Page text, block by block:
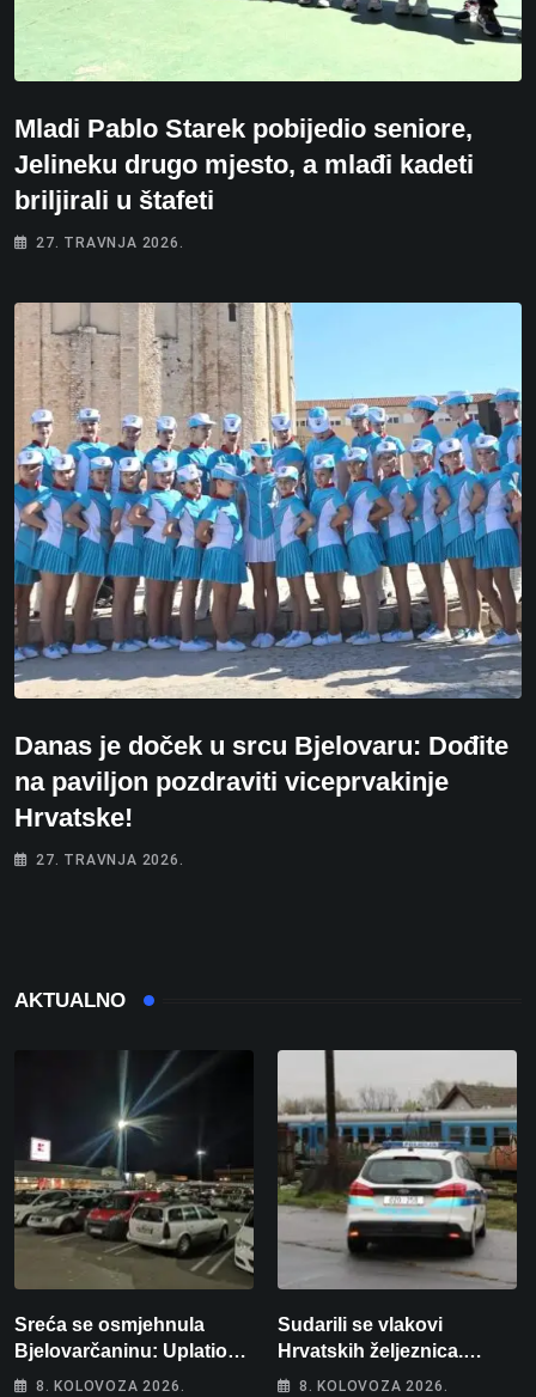
Mladi Pablo Starek pobijedio seniore,
Jelineku drugo mjesto, a mlađi kadeti
briljirali u štafeti
27. TRAVNJA 2026.
Danas je doček u srcu Bjelovaru: Dođite
na paviljon pozdraviti viceprvakinje
Hrvatske!
27. TRAVNJA 2026.
AKTUALNO
Sreća se osmjehnula
Bjelovarčaninu: Uplatio
samo 4 eura, a osvojio
8. KOLOVOZA 2026.
Sudarili se vlakovi
Hrvatskih željeznica.
Šestero osoba teško
8. KOLOVOZA 2026.